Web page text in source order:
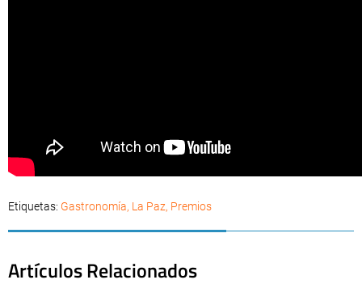
Etiquetas: Gastronomía, La Paz, Premios
Artículos Relacionados